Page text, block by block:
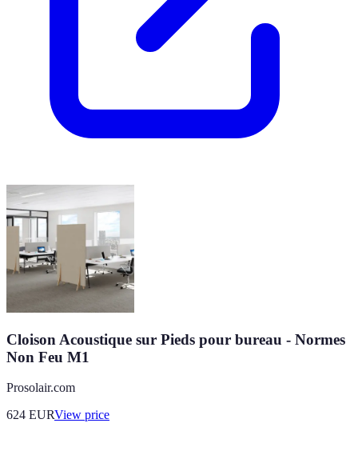
Cloison Acoustique sur Pieds pour bureau - Normes
Non Feu M1
Prosolair.com
624 EURView price